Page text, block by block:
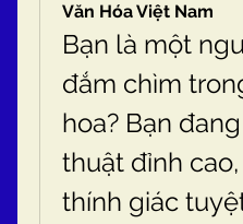
Văn Hóa Việt Nam
Bạn là một
đắm chìm
hoa? Bạn
thuật đỉnh